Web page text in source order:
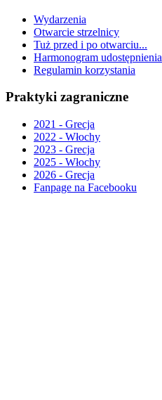
Wydarzenia
Otwarcie strzelnicy
Tuż przed i po otwarciu...
Harmonogram udostępnienia
Regulamin korzystania
Praktyki zagraniczne
2021 - Grecja
2022 - Włochy
2023 - Grecja
2025 - Włochy
2026 - Grecja
Fanpage na Facebooku